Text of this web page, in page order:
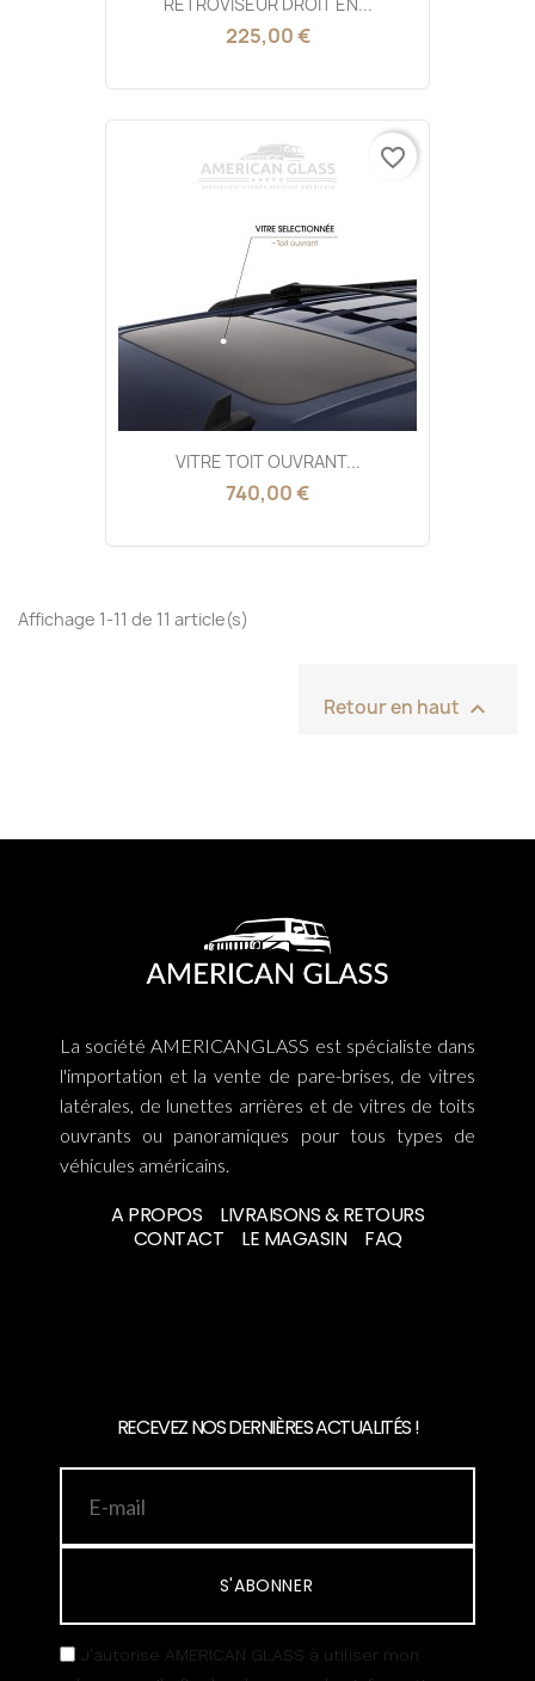
225,00 €
VITRE TOIT OUVRANT...
740,00 €
favorite_border
Affichage 1-11 de 11 article(s)
Retour en haut 
La société AMERICANGLASS est spécialiste dans
l'importation et la vente de pare-brises, de vitres
latérales, de lunettes arrières et de vitres de toits
ouvrants ou panoramiques pour tous types de
véhicules américains.
A PROPOS
LIVRAISONS & RETOURS
CONTACT
LE MAGASIN FAQ
RECEVEZ NOS DERNIÈRES ACTUALITÉS !
S'ABONNER
J’autorise AMERICAN GLASS à utiliser mon